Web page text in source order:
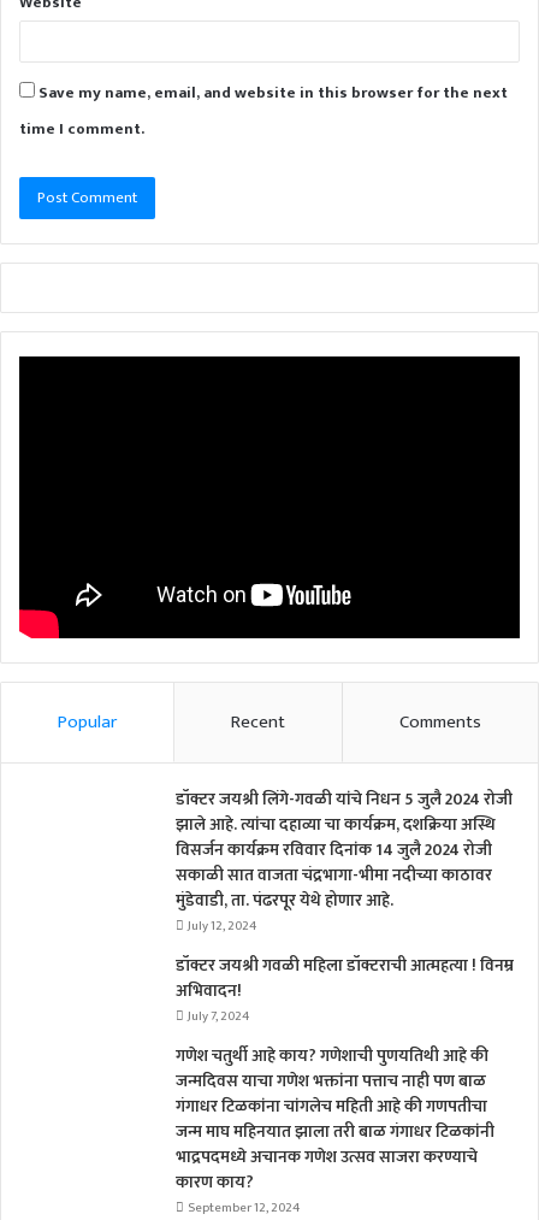
Save my name, email, and website in this browser for the next
time I comment.
Popular Recent Comments
डॉक्टर जयश्री लिंगे-गवळी यांचे निधन 5 जुलै 2024 रोजी
झाले आहे. त्यांचा दहाव्या चा कार्यक्रम, दशक्रिया अस्थि
विसर्जन कार्यक्रम रविवार दिनांक 14 जुलै 2024 रोजी
सकाळी सात वाजता चंद्रभागा-भीमा नदीच्या काठावर
मुंडेवाडी, ता. पंढरपूर येथे होणार आहे.
July 12, 2024
डॉक्टर जयश्री गवळी महिला डॉक्टराची आत्महत्या ! विनम्र
अभिवादन!
July 7, 2024
गणेश चतुर्थी आहे काय? गणेशाची पुणयतिथी आहे की
जन्मदिवस याचा गणेश भक्तांना पत्ताच नाही पण बाळ
गंगाधर टिळकांना चांगलेच महिती आहे की गणपतीचा
जन्म माघ महिनयात झाला तरी बाळ गंगाधर टिळकांनी
भाद्रपदमध्ये अचानक गणेश उत्सव साजरा करण्याचे
कारण काय?
September 12, 2024